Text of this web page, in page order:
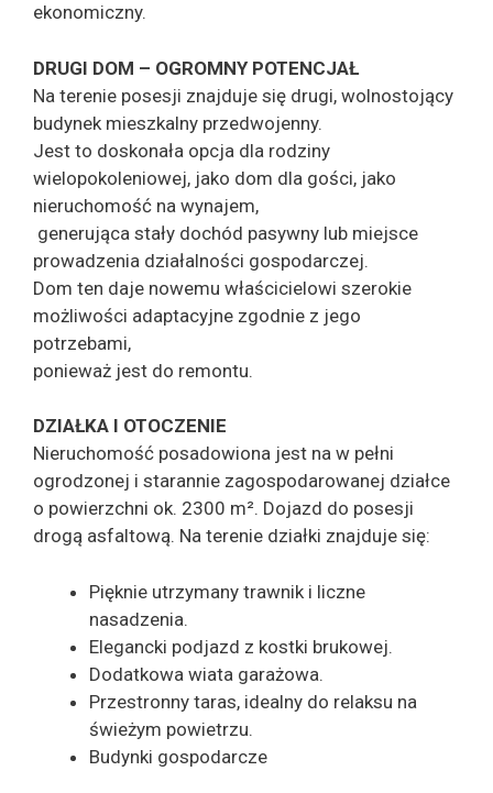
ekonomiczny.
DRUGI DOM – OGROMNY POTENCJAŁ
Na terenie posesji znajduje się drugi, wolnostojący
budynek mieszkalny przedwojenny.
Jest to doskonała opcja dla rodziny
wielopokoleniowej, jako dom dla gości, jako
nieruchomość na wynajem,
generująca stały dochód pasywny lub miejsce
prowadzenia działalności gospodarczej.
Dom ten daje nowemu właścicielowi szerokie
możliwości adaptacyjne zgodnie z jego
potrzebami,
ponieważ jest do remontu.
DZIAŁKA I OTOCZENIE
Nieruchomość posadowiona jest na w pełni
ogrodzonej i starannie zagospodarowanej działce
o powierzchni ok. 2300 m². Dojazd do posesji
drogą asfaltową. Na terenie działki znajduje się:
Pięknie utrzymany trawnik i liczne
nasadzenia.
Elegancki podjazd z kostki brukowej.
Dodatkowa wiata garażowa.
Przestronny taras, idealny do relaksu na
świeżym powietrzu.
Budynki gospodarcze